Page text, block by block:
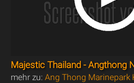
Majestic Thailand - Angthong
mehr zu:Ang Thong Marinepark